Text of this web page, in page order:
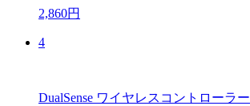
2,860円
4
DualSense ワイヤレスコントローラー